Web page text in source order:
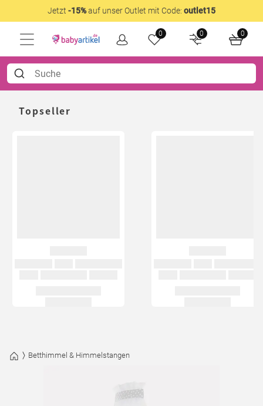
Jetzt -15%auf unser Outlet mit Code: outlet15
0 0 0
Topseller
Betthimmel & Himmelstangen